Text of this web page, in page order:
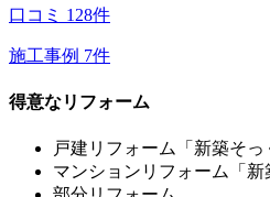
口コミ 128件
施工事例 7件
得意なリフォーム
戸建リフォーム「新築そっ
マンションリフォーム「新